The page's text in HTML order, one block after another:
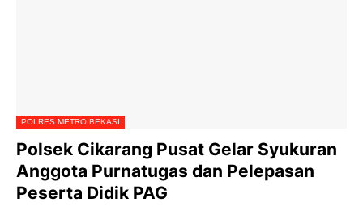
POLRES METRO BEKASI
Polsek Cikarang Pusat Gelar Syukuran
Anggota Purnatugas dan Pelepasan
Peserta Didik PAG